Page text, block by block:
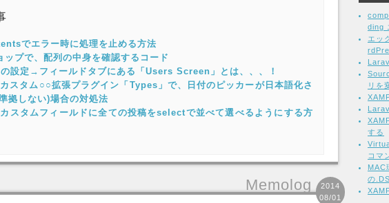
でエラー時に処理を止める方法
ップで、配列の中身を確認するコード
設定→フィールドタブにある「Users Screen」とは、、、！
スタム○○拡張プラグイン「Types」で、日付のピッカーが日本語化さ
拠しない)場合の対処法
スタムフィールドに全ての投稿をselectで並べて選べるようにする方
Memolog
2014
08/01
ding
エッ
リを
する
コマ
MAC
の